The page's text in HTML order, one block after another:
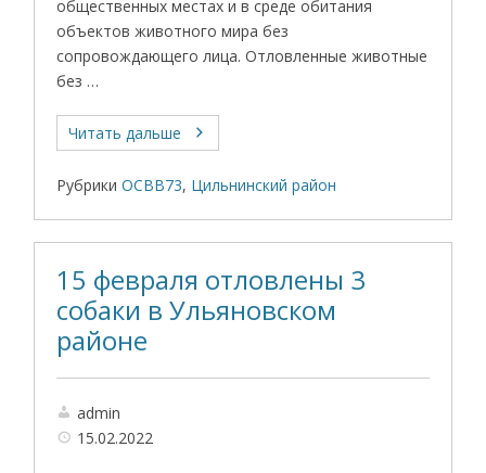
общественных местах и в среде обитания
объектов животного мира без
сопровождающего лица. Отловленные животные
без …
Читать дальше
Рубрики ОСВВ73, Цильнинский район
15 февраля отловлены 3
собаки в Ульяновском
районе
admin
15.02.2022